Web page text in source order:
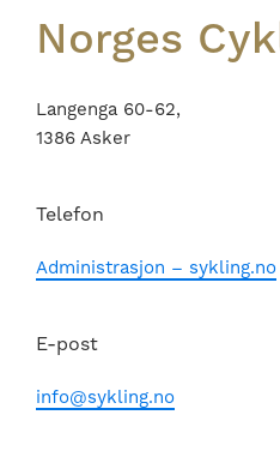
Norges
Langenga 60-62,
1386 Asker
Telefon
Administrasjon – sykling.no
E-post
info@sykling.no